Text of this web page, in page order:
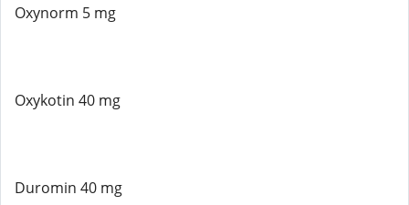
Oxynorm 5 mg
Oxykotin 40 mg
Duromin 40 mg